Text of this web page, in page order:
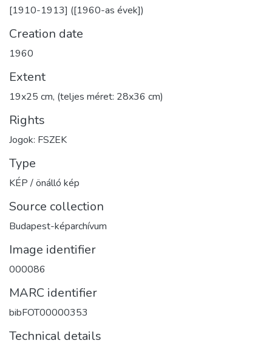
[1910-1913] ([1960-as évek])
Creation date
1960
Extent
19x25 cm, (teljes méret: 28x36 cm)
Rights
Jogok: FSZEK
Type
KÉP / önálló kép
Source collection
Budapest-képarchívum
Image identifier
000086
MARC identifier
bibFOT00000353
Technical details